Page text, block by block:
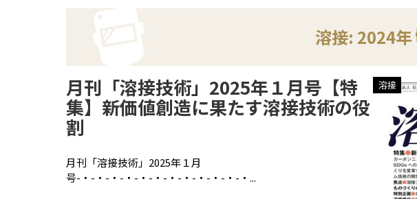
溶接: 2024年
月刊「溶接技術」2025年１月号【特
集】新価値創造に果たす溶接技術の役
割
月刊「溶接技術」2025年１月
号-・-・-・-・-・-・-・-・-・-・-・-・...
溶接